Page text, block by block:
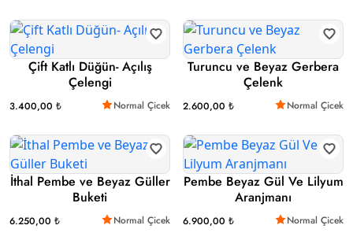
Çift Katlı Düğün- Açılış
Çelengi
3.400,00 ₺ Normal Çicek
Turuncu ve Beyaz Gerbera
Çelenk
2.600,00 ₺ Normal Çicek
İthal Pembe ve Beyaz Güller
Buketi
6.250,00 ₺ Normal Çicek
Pembe Beyaz Gül Ve Lilyum
Aranjmanı
6.900,00 ₺ Normal Çicek